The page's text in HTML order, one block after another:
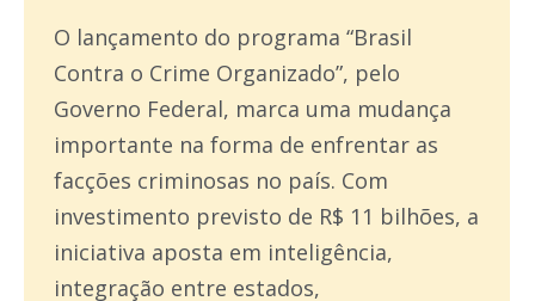
O lançamento do programa “Brasil
Contra o Crime Organizado”, pelo
Governo Federal, marca uma mudança
importante na forma de enfrentar as
facções criminosas no país. Com
investimento previsto de R$ 11 bilhões, a
iniciativa aposta em inteligência,
integração entre estados,